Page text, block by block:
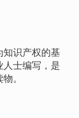
知识产权的基
人士编写，是
。